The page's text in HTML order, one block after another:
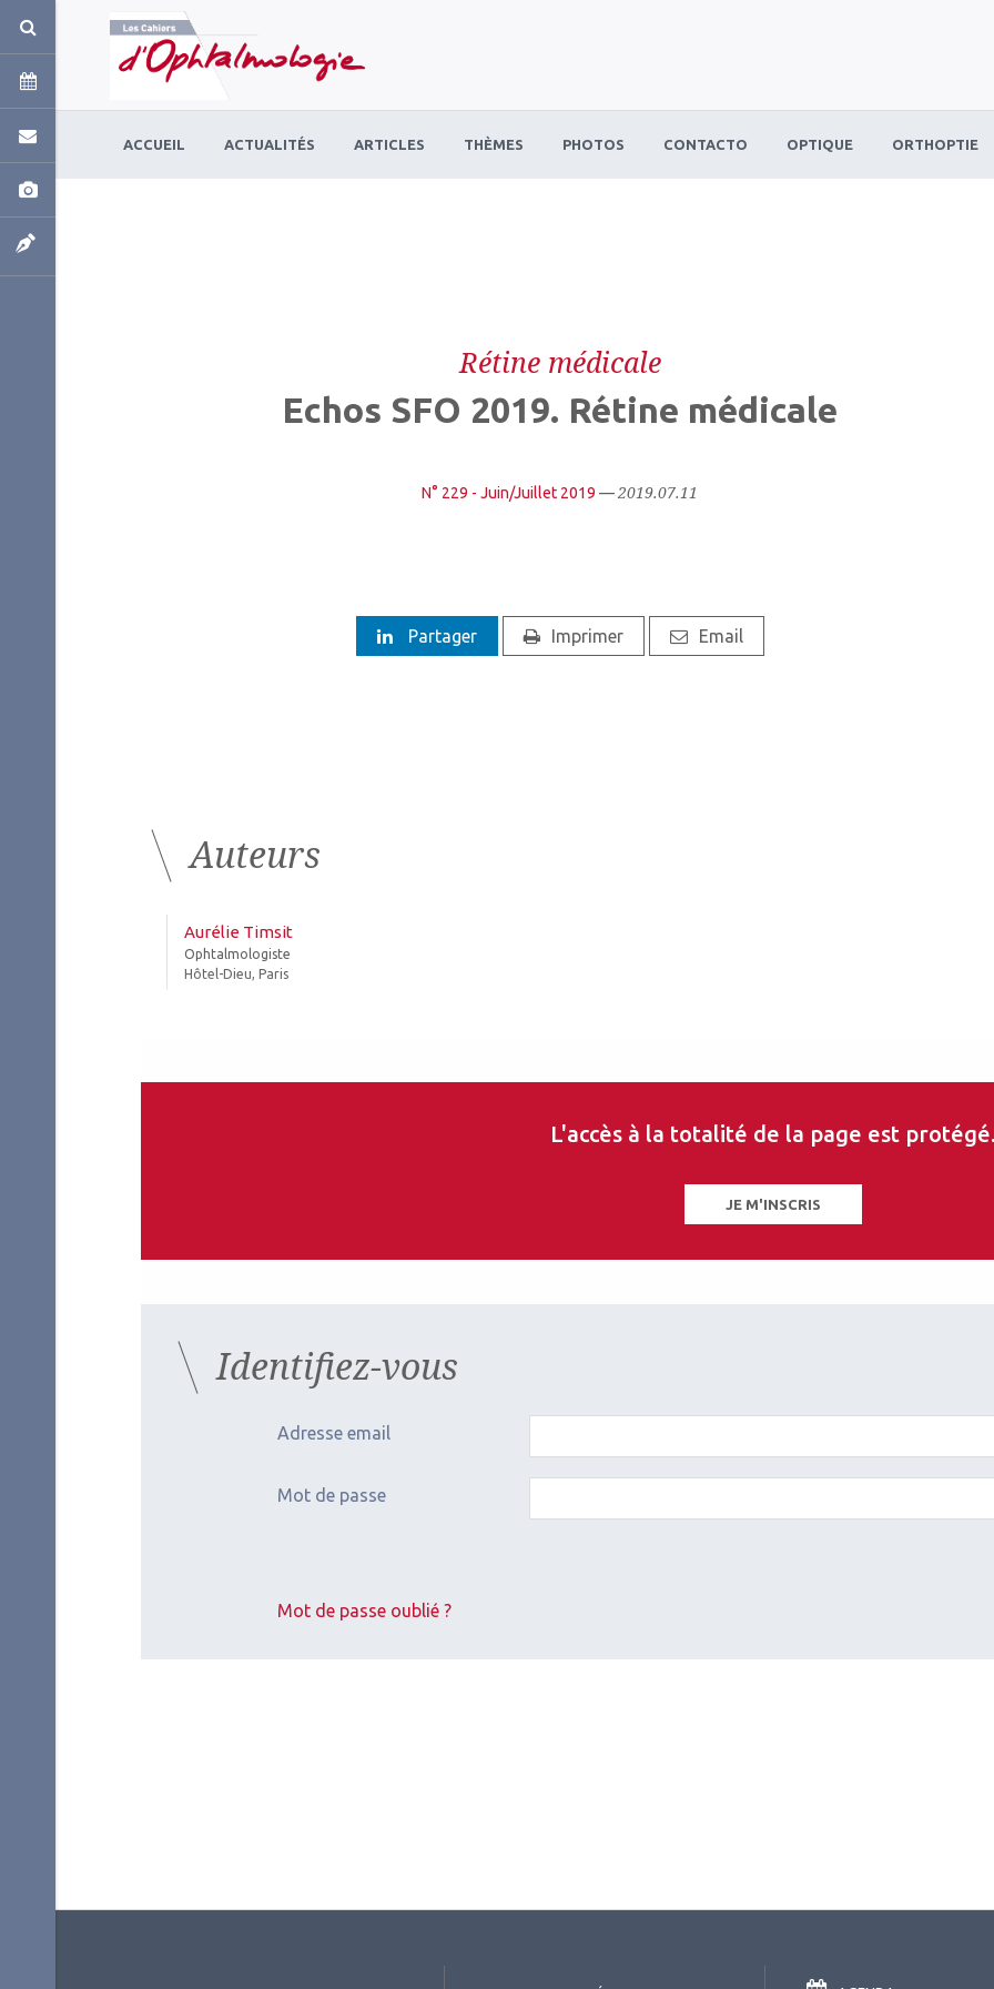
ACCUEIL ACTUALITÉS ARTICLES THÈMES PHOTOS CONTACTO OPTIQUE ORTHOPTIE
Rétine médicale
Echos SFO 2019. Rétine médicale
N° 229 - Juin/Juillet 2019 —2019.07.11
Partager Imprimer Email
Auteurs
Aurélie Timsit
Ophtalmologiste
Hôtel-Dieu, Paris
L'accès à la totalité de la page est
JE M'INSCRIS
Identifiez-vous
Adresse email
Mot de passe
Mot de passe oublié ?
Panneau de gestion des cookies